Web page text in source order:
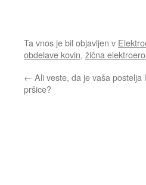
Ta vnos je bil objavljen v
obdelave kovin, žična
← Ali veste, da je vaša postelja
pršice?